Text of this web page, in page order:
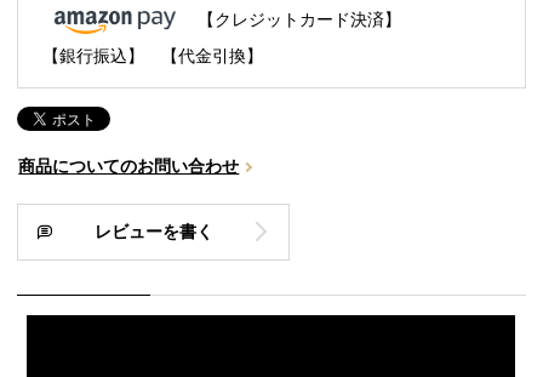
【クレジットカード決済】
【銀行振込】
【代金引換】
商品についてのお問い合わせ
レビューを書く